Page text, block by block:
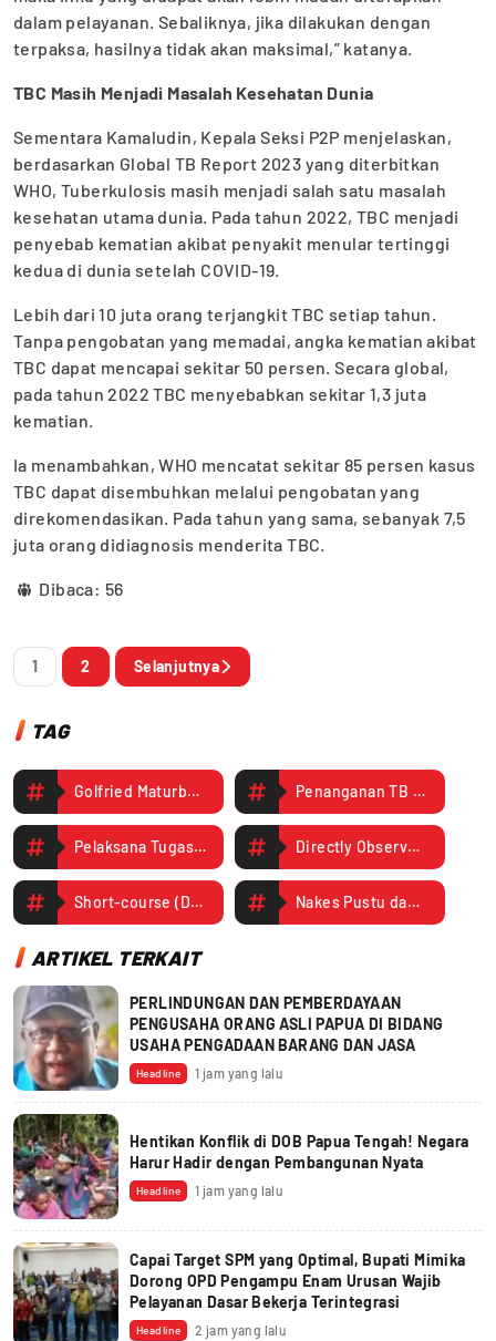
dalam pelayanan. Sebaliknya, jika dilakukan dengan
terpaksa, hasilnya tidak akan maksimal,” katanya.
TBC Masih Menjadi Masalah Kesehatan Dunia
Sementara Kamaludin, Kepala Seksi P2P menjelaskan,
berdasarkan Global TB Report 2023 yang diterbitkan
WHO, Tuberkulosis masih menjadi salah satu masalah
kesehatan utama dunia. Pada tahun 2022, TBC menjadi
penyebab kematian akibat penyakit menular tertinggi
kedua di dunia setelah COVID-19.
Lebih dari 10 juta orang terjangkit TBC setiap tahun.
Tanpa pengobatan yang memadai, angka kematian akibat
TBC dapat mencapai sekitar 50 persen. Secara global,
pada tahun 2022 TBC menyebabkan sekitar 1,3 juta
kematian.
Ia menambahkan, WHO mencatat sekitar 85 persen kasus
TBC dapat disembuhkan melalui pengobatan yang
direkomendasikan. Pada tahun yang sama, sebanyak 7,5
juta orang didiagnosis menderita TBC.
Dibaca: 56
1 2 Selanjutnya
TAG
Golfried Maturbongs Penanganan TB DOTS
Pelaksana Tugas (Plt) Kepala Dinas Kesehatan Kabupaten Mimika Directly Observed Treatment
Short-course (DOTS) Nakes Pustu dan Klinik di Mimika Dibekali Pengetahuan Skrining Penanganan TB Dots
ARTIKEL TERKAIT
PERLINDUNGAN DAN PEMBERDAYAAN
PENGUSAHA ORANG ASLI PAPUA DI BIDANG
USAHA PENGADAAN BARANG DAN JASA
Headline 1 jam yang lalu
Hentikan Konflik di DOB Papua Tengah! Negara
Harur Hadir dengan Pembangunan Nyata
Headline 1 jam yang lalu
Capai Target SPM yang Optimal, Bupati Mimika
Dorong OPD Pengampu Enam Urusan Wajib
Pelayanan Dasar Bekerja Terintegrasi
Headline 2 jam yang lalu